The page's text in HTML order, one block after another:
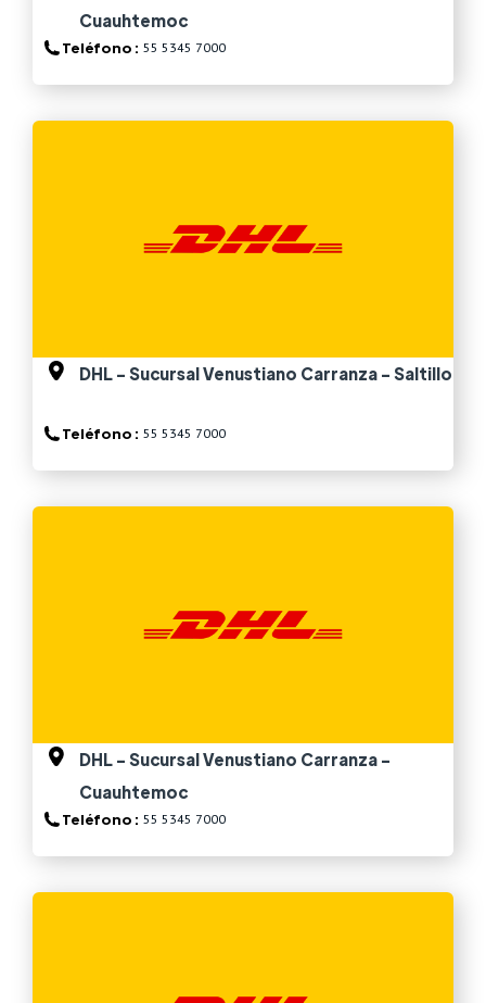
Cuauhtemoc
Teléfono : 55 5345 7000
DHL - Sucursal Venustiano Carranza - Saltillo
Teléfono : 55 5345 7000
DHL - Sucursal Venustiano Carranza -
Cuauhtemoc
Teléfono : 55 5345 7000